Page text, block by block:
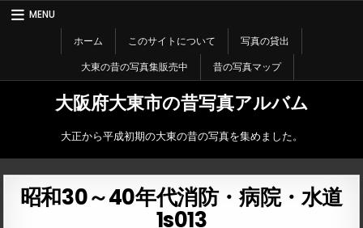
Skip
MENU
ホーム
このサイトについて
写真の貸出
大東の昔の写真集販売中
昔の写真マップ
大阪府大東市の昔写真アルバム
大正から平成初期の大東の昔の写真を集めました。
昭和30～40年代消防・病院・水道
1s013